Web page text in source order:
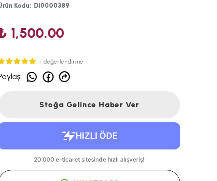
Kodu: DI0000389
1,500.00
1 değerlendirme
:
Stoğa Gelince Haber Ver